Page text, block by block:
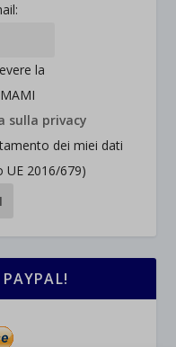
la
sulla privacy
dei miei dati
UE 2016/679)